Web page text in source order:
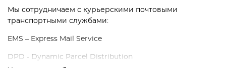
Мы сотрудничаем с курьерскими почтовыми
транспортными службами:
EMS – Express Mail Service
DPD - Dynamic Parcel Distribution